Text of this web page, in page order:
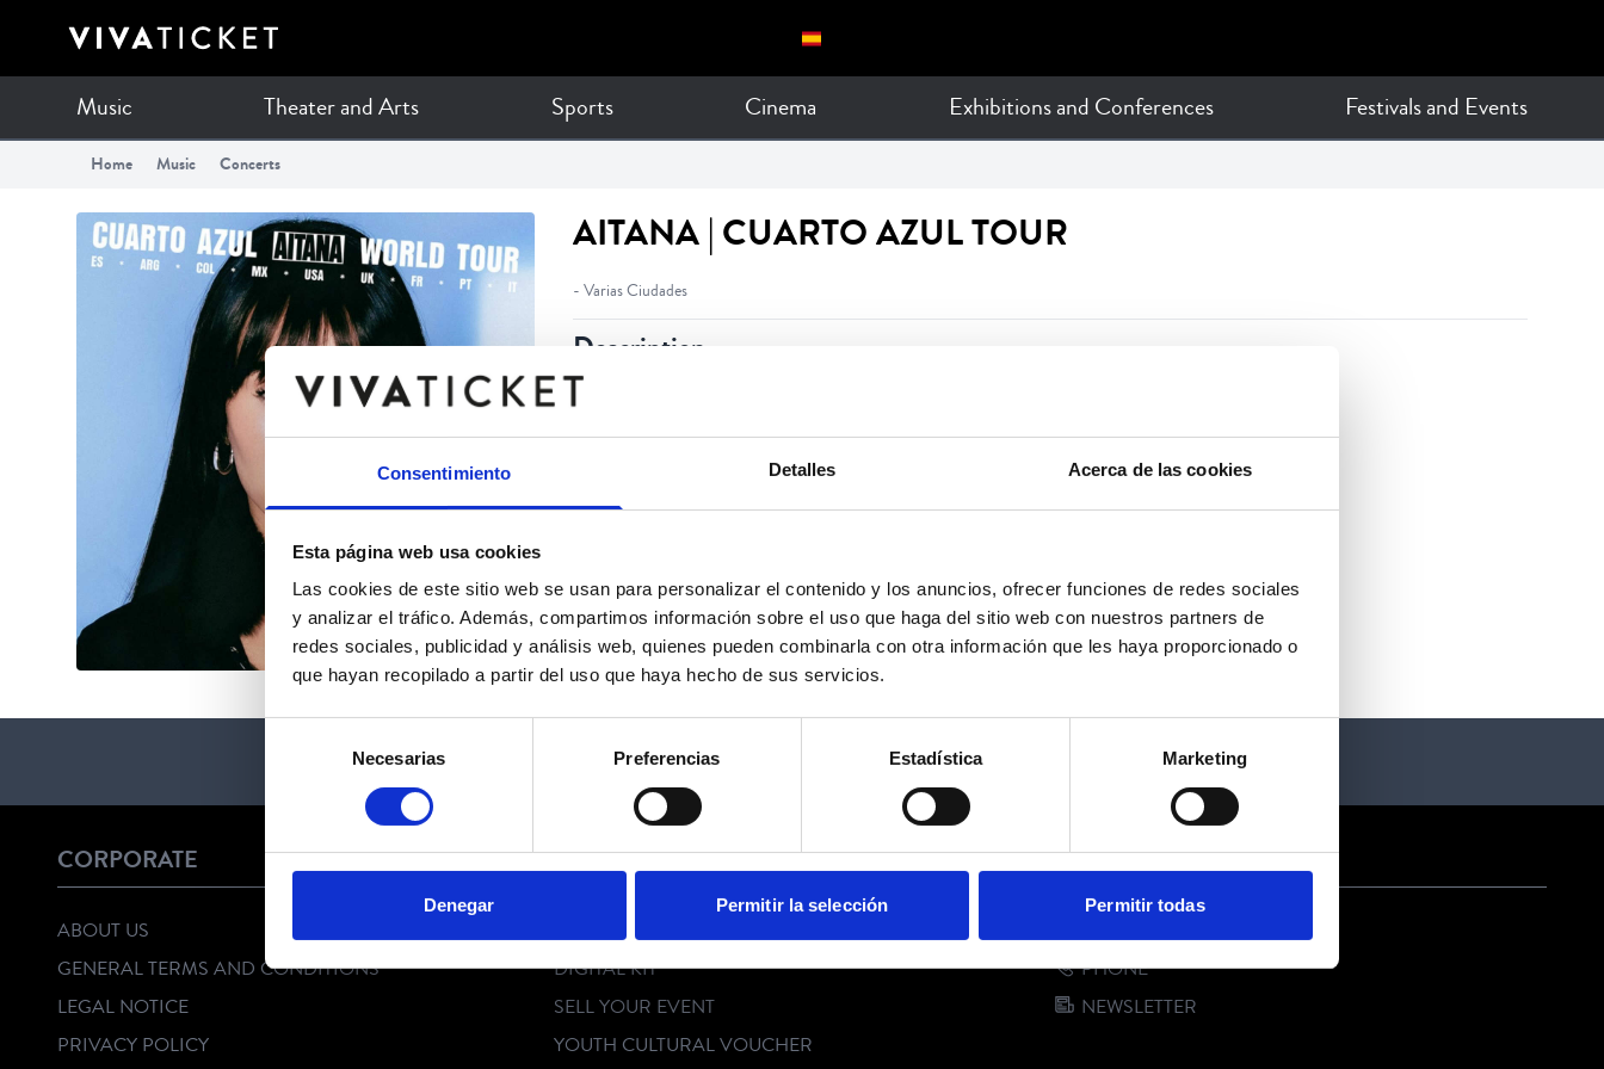
Consentimiento Detalles Acerca de las cookies
Esta página web usa cookies
Las cookies de este sitio web se usan para personalizar el contenido y los anuncios, ofrecer funciones de redes sociales
y analizar el tráfico. Además, compartimos información sobre el uso que haga del sitio web con nuestros partners de
redes sociales, publicidad y análisis web, quienes pueden combinarla con otra información que les haya proporcionado o
que hayan recopilado a partir del uso que haya hecho de sus servicios.
consentimiento
Necesarias Preferencias Estadística Marketing
Denegar Permitir la selección Permitir todas
Music Theater and Arts Sports Cinema Exhibitions and Conferences Festivals and Events
Home Music Concerts
AITANA | CUARTO AZUL TOUR
- Varias Ciudades
Description
FOLLOW US
CORPORATE
ABOUT US
GENERAL TERMS AND CONDITIONS
LEGAL NOTICE
PRIVACY POLICY
CUSTOMER SERVICE
DIGITAL KIT
SELL YOUR EVENT
YOUTH CULTURAL VOUCHER
CONTACT US
PHONE
NEWSLETTER